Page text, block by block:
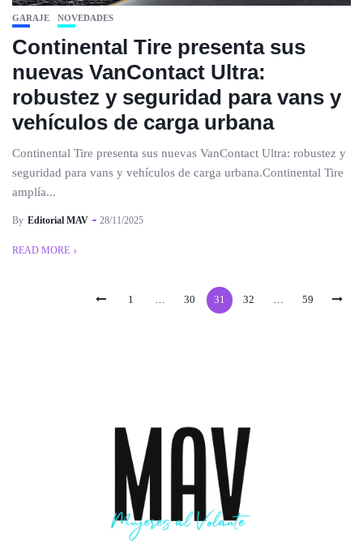
GARAJE NOVEDADES
Continental Tire presenta sus
nuevas VanContact Ultra:
robustez y seguridad para vans y
vehículos de carga urbana
Continental Tire presenta sus nuevas VanContact Ultra: robustez y
seguridad para vans y vehículos de carga urbana.Continental Tire
amplía...
By Editorial MAV 28/11/2025
READ MORE
1 … 30 31 32 … 59